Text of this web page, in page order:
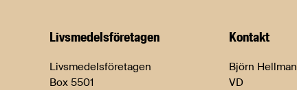
Livsmedels­företagen
Livsmedelsföretagen
Box 5501
Kontakt
Björn Hellman
VD